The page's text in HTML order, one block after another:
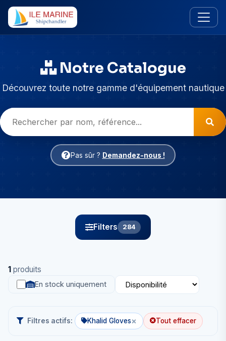
Notre Catalogue
Découvrez toute notre gamme d'équipement nautique
Pas sûr ? Demandez-nous !
Filters 284
1 produits
En stock uniquement
Filtres actifs: Khalid Gloves× Tout effacer